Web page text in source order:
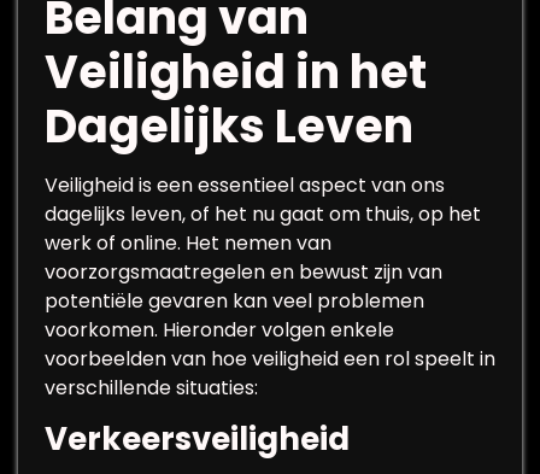
Belang van
Veiligheid in het
Dagelijks Leven
Veiligheid is een essentieel aspect van ons
dagelijks leven, of het nu gaat om thuis, op het
werk of online. Het nemen van
voorzorgsmaatregelen en bewust zijn van
potentiële gevaren kan veel problemen
voorkomen. Hieronder volgen enkele
voorbeelden van hoe veiligheid een rol speelt in
verschillende situaties:
Verkeersveiligheid